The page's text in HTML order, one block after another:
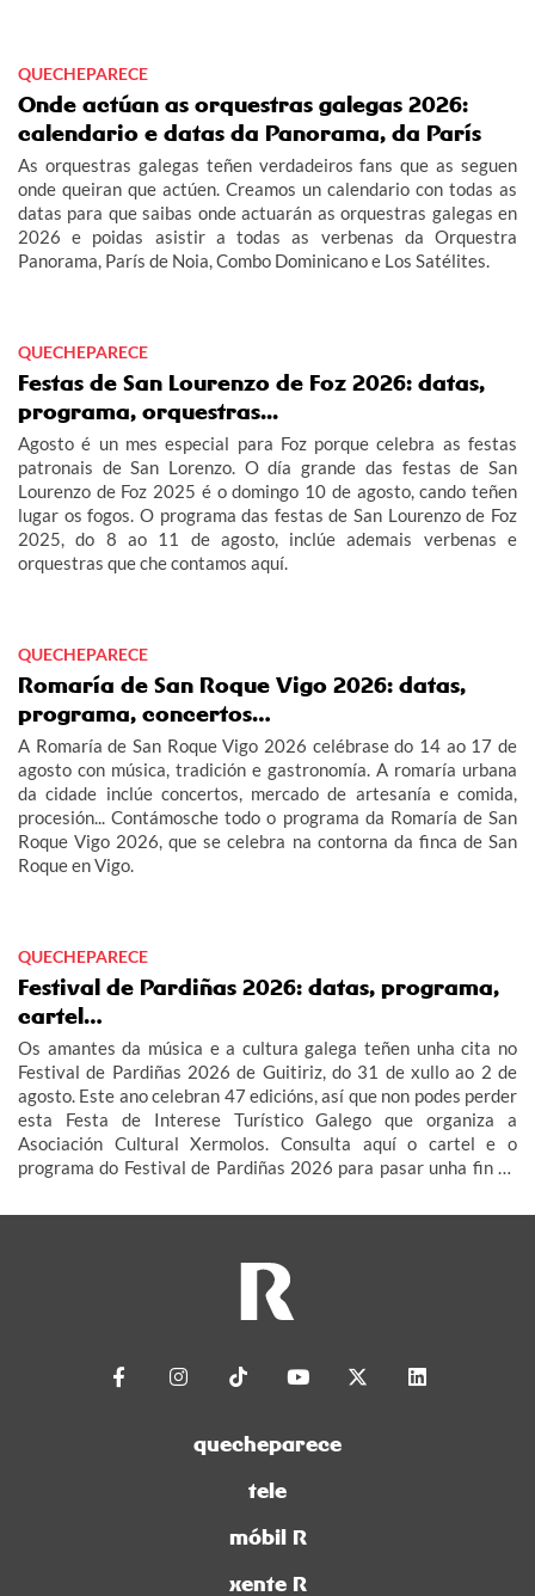
QUECHEPARECE
Onde actúan as orquestras galegas 2026:
calendario e datas da Panorama, da París
As orquestras galegas teñen verdadeiros fans que as seguen
onde queiran que actúen. Creamos un calendario con todas as
datas para que saibas onde actuarán as orquestras galegas en
2026 e poidas asistir a todas as verbenas da Orquestra
Panorama, París de Noia, Combo Dominicano e Los Satélites.
QUECHEPARECE
Festas de San Lourenzo de Foz 2026: datas,
programa, orquestras...
Agosto é un mes especial para Foz porque celebra as festas
patronais de San Lorenzo. O día grande das festas de San
Lourenzo de Foz 2025 é o domingo 10 de agosto, cando teñen
lugar os fogos. O programa das festas de San Lourenzo de Foz
2025, do 8 ao 11 de agosto, inclúe ademais verbenas e
orquestras que che contamos aquí.
QUECHEPARECE
Romaría de San Roque Vigo 2026: datas,
programa, concertos…
A Romaría de San Roque Vigo 2026 celébrase do 14 ao 17 de
agosto con música, tradición e gastronomía. A romaría urbana
da cidade inclúe concertos, mercado de artesanía e comida,
procesión... Contámosche todo o programa da Romaría de San
Roque Vigo 2026, que se celebra na contorna da finca de San
Roque en Vigo.
QUECHEPARECE
Festival de Pardiñas 2026: datas, programa,
cartel…
Os amantes da música e a cultura galega teñen unha cita no
Festival de Pardiñas 2026 de Guitiriz, do 31 de xullo ao 2 de
agosto. Este ano celebran 47 edicións, así que non podes perder
esta Festa de Interese Turístico Galego que organiza a
Asociación Cultural Xermolos. Consulta aquí o cartel e o
programa do Festival de Pardiñas 2026 para pasar unha fin de
quecheparece
tele
móbil R
xente R